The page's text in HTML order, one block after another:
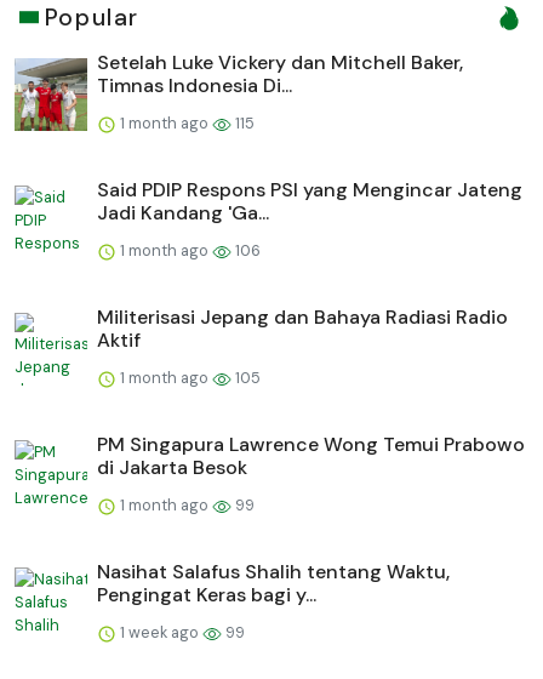
Popular
Setelah Luke Vickery dan Mitchell Baker,
Timnas Indonesia Di...
1 month ago 115
Said PDIP Respons PSI yang Mengincar Jateng
Jadi Kandang 'Ga...
1 month ago 106
Militerisasi Jepang dan Bahaya Radiasi Radio
Aktif
1 month ago 105
PM Singapura Lawrence Wong Temui Prabowo
di Jakarta Besok
1 month ago 99
Nasihat Salafus Shalih tentang Waktu,
Pengingat Keras bagi y...
1 week ago 99